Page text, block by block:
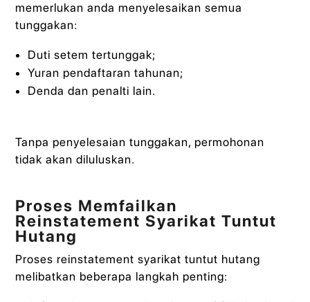
memerlukan anda menyelesaikan semua
tunggakan:
Duti setem tertunggak;
Yuran pendaftaran tahunan;
Denda dan penalti lain.
Tanpa penyelesaian tunggakan, permohonan
tidak akan diluluskan.
Proses Memfailkan
Reinstatement Syarikat Tuntut
Hutang
Proses reinstatement syarikat tuntut hutang
melibatkan beberapa langkah penting: